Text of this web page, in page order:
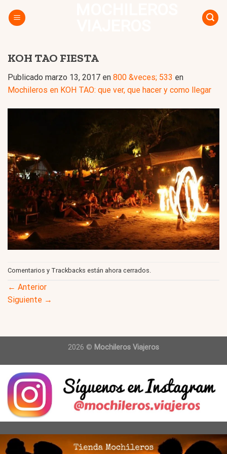
KOH TAO FIESTA
Publicado marzo 13, 2017 en 800 &veces; 533 en
Mochileros en KOH TAO: que ver, que hacer y como llegar
Comentarios y Trackbacks están ahora cerrados.
← Anterior
Siguiente →
2026 © Mochileros Viajeros